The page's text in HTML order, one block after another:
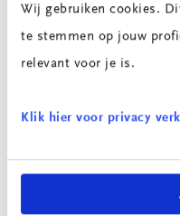
Wij gebruiken cookies.
te stemmen op jouw
relevant voor je is.
Klik hier voor privacy
tools.
Studenten
reeds gestart. Deze
Het is bovendien een